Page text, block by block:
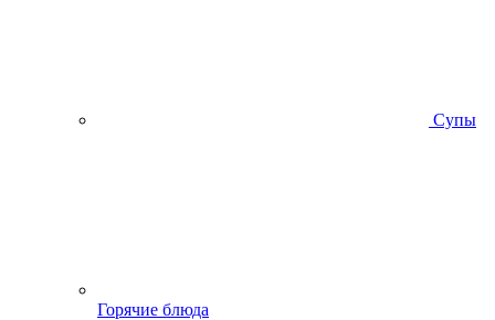
Супы
Горячие блюда